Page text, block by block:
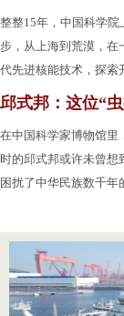
整整15年，中国科学院
步，从上海到荒漠，在
代先进核能技术，探索
邱式邦：这位“
在中国科学家博物馆里
时的邱式邦或许未曾想
困扰了中华民族数千年